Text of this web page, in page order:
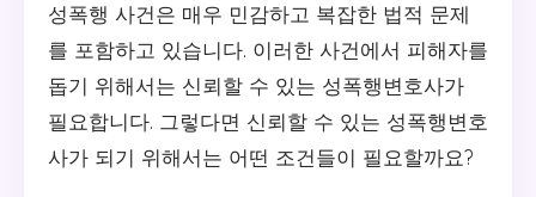
성폭행 사건은 매우 민감하고 복잡한 법적 문제
를 포함하고 있습니다. 이러한 사건에서 피해자를
돕기 위해서는 신뢰할 수 있는 성폭행변호사가
필요합니다. 그렇다면 신뢰할 수 있는 성폭행변호
사가 되기 위해서는 어떤 조건들이 필요할까요?